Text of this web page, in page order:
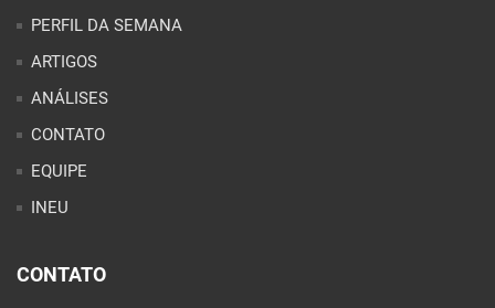
PERFIL DA SEMANA
ARTIGOS
ANÁLISES
CONTATO
EQUIPE
INEU
CONTATO